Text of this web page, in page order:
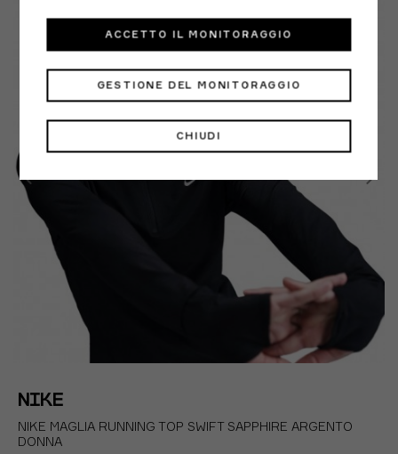
NIKE
NIKE MAGLIA RUNNING TOP SWIFT SAPPHIRE ARGENTO
DONNA
CHIUDI
GESTIONE DEL MONITORAGGIO
ACCETTO IL MONITORAGGIO